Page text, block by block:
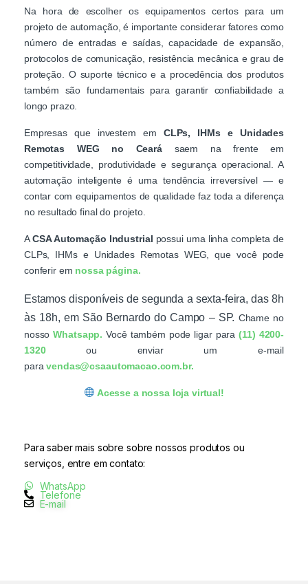
Na hora de escolher os equipamentos certos para um
projeto de automação, é importante considerar fatores como
número de entradas e saídas, capacidade de expansão,
protocolos de comunicação, resistência mecânica e grau de
proteção. O suporte técnico e a procedência dos produtos
também são fundamentais para garantir confiabilidade a
longo prazo.
Empresas que investem em CLPs, IHMs e Unidades
Remotas WEG no Cearásaem na frente em
competitividade, produtividade e segurança operacional. A
automação inteligente é uma tendência irreversível — e
contar com equipamentos de qualidade faz toda a diferença
no resultado final do projeto.
ACSA Automação Industrial possui uma linha completa de
CLPs, IHMs e Unidades Remotas WEG, que você pode
conferir em nossa página.
Estamos disponíveis de segunda a sexta-feira, das 8h
às 18h, em São Bernardo do Campo – SP. Chame no
nossoWhatsapp. Você também pode ligar para(11) 4200-
1320ou enviar um e-mail
para vendas@csaautomacao.com.br.
Acesse a nossa lojavirtual!
Para saber mais sobre sobre nossos produtos ou
serviços, entre em contato:
WhatsApp
Telefone
E-mail